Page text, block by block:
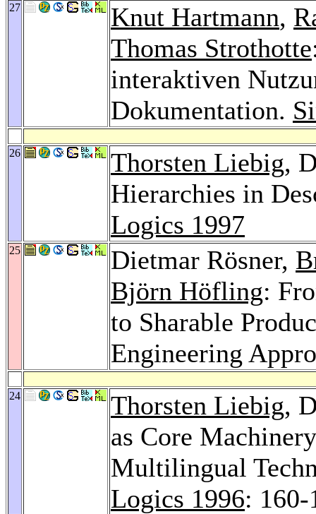
27 Knut Hartmann,
Thomas Strothotte
interaktiven
Dokumentation.
26 Thorsten Liebig,
Hierarchies in
Logics 1997
25 Dietmar Rösner,
Björn Höfling:
to Sharable
Engineering
24 Thorsten Liebig,
as Core
Multilingual
Logics 1996: 160-